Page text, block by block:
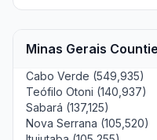
Minas Gerais
Cabo Verde (549,935)
Teófilo Otoni (140,937)
Sabará (137,125)
Nova Serrana (105,520)